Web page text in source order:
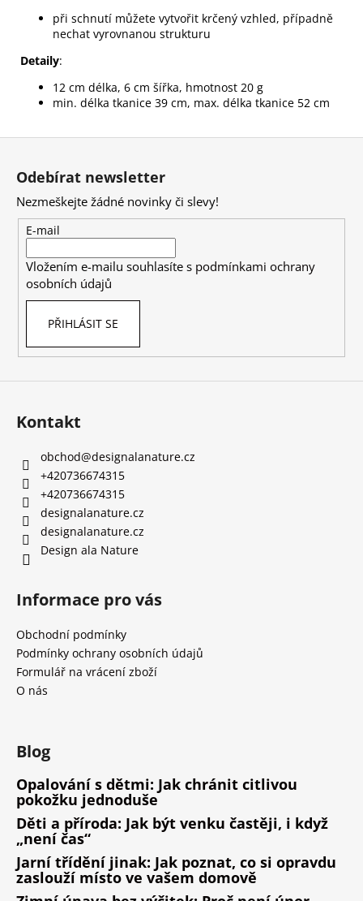
při schnutí můžete vytvořit krčený vzhled, případně
nechat vyrovnanou strukturu
Detaily:
12 cm délka, 6 cm šířka, hmotnost 20 g
min. délka tkanice 39 cm, max. délka tkanice 52 cm
Z
Odebírat newsletter
Nezmeškejte žádné novinky či slevy!
E-mail
Vložením e-mailu souhlasíte s podmínkami ochrany
osobních údajů
PŘIHLÁSIT SE
Kontakt
obchod@designalanature.cz
+420736674315
+420736674315
designalanature.cz
designalanature.cz
Design ala Nature
Informace pro vás
Obchodní podmínky
Podmínky ochrany osobních údajů
Formulář na vrácení zboží
O nás
Blog
Opalování s dětmi: Jak chránit citlivou
pokožku jednoduše
Děti a příroda: Jak být venku častěji, i když
„není čas“
Jarní třídění jinak: Jak poznat, co si opravdu
zaslouží místo ve vašem domově